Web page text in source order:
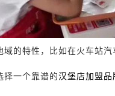
的特性，比如在火车站
择一个靠谱的汉堡店加盟品